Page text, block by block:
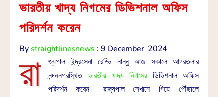
ভারতীয় খাদ্য নিগমের ডিভিশনাল অফিস
পরিদর্শন করেন
Bystraightlinesnews : 9 December, 2024
রা
জ্যপাল ইন্দ্রসেনা রেড্ডি নান্নু আজ সকালে আগরতলার
নন্দননগরস্থিত ভারতীয় খাদ্য নিগমেরডিভিশনাল অফিস
পরিদর্শন করেন। রাজ্যপাল সেখানে গিয়ে পৌঁছালে